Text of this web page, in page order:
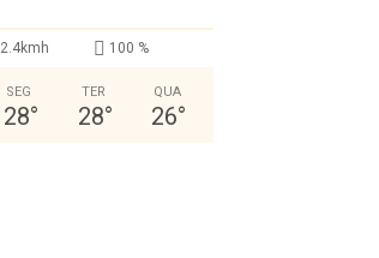
2.4kmh 100 %
SEG
28°
TER
28°
QUA
26°